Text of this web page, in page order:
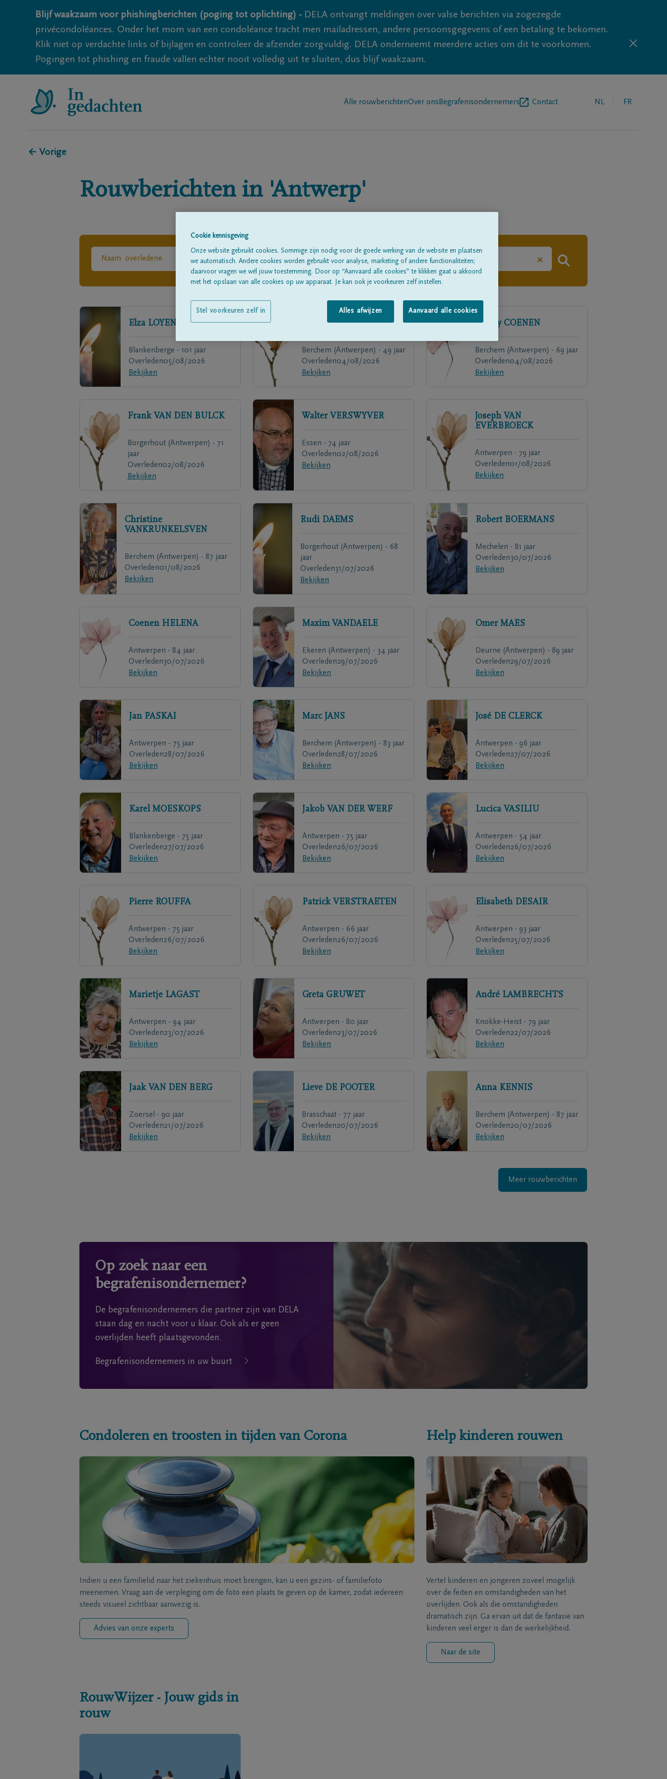
Blijf waakzaam voor phishingberichten (poging tot oplichting) - DELA ontvangt meldingen over valse berichten via zogezegde
privécondoléances. Onder het mom van een condoléance tracht men mailadressen, andere persoonsgegevens of een betaling te bekomen.
Klik niet op verdachte links of bijlagen en controleer de afzender zorgvuldig. DELA onderneemt meerdere acties om dit te voorkomen.
Pogingen tot phishing en fraude vallen echter nooit volledig uit te sluiten, dus blijf waakzaam.
Alle rouwberichtenOver ons Begrafenisondernemers Contact NL FR
← Vorige
Rouwberichten in 'Antwerp'
×
Elza LOYEN
Blankenberge - 101 jaar
Overleden05/08/2026
Bekijken
Vincent DE CORDIER
Berchem (Antwerpen) - 49 jaar
Overleden04/08/2026
Bekijken
Maddy COENEN
Berchem (Antwerpen) - 69 jaar
Overleden04/08/2026
Bekijken
Frank VAN DEN BULCK
Borgerhout (Antwerpen) - 71
jaar
Overleden02/08/2026
Bekijken
Walter VERSWYVER
Essen - 74 jaar
Overleden02/08/2026
Bekijken
Joseph VAN
EVERBROECK
Antwerpen - 79 jaar
Overleden01/08/2026
Bekijken
Christine
VANKRUNKELSVEN
Berchem (Antwerpen) - 87 jaar
Overleden01/08/2026
Bekijken
Rudi DAEMS
Borgerhout (Antwerpen) - 68
jaar
Overleden31/07/2026
Bekijken
Robert BOERMANS
Mechelen - 81 jaar
Overleden30/07/2026
Bekijken
Coenen HELENA
Antwerpen - 84 jaar
Overleden30/07/2026
Bekijken
Maxim VANDAELE
Ekeren (Antwerpen) - 34 jaar
Overleden29/07/2026
Bekijken
Omer MAES
Deurne (Antwerpen) - 89 jaar
Overleden29/07/2026
Bekijken
Jan PASKAI
Antwerpen - 75 jaar
Overleden28/07/2026
Bekijken
Marc JANS
Berchem (Antwerpen) - 83 jaar
Overleden28/07/2026
Bekijken
José DE CLERCK
Antwerpen - 96 jaar
Overleden27/07/2026
Bekijken
Karel MOESKOPS
Blankenberge - 75 jaar
Overleden27/07/2026
Bekijken
Jakob VAN DER WERF
Antwerpen - 75 jaar
Overleden26/07/2026
Bekijken
Lucica VASILIU
Antwerpen - 54 jaar
Overleden26/07/2026
Bekijken
Pierre ROUFFA
Antwerpen - 75 jaar
Overleden26/07/2026
Bekijken
Patrick VERSTRAETEN
Antwerpen - 66 jaar
Overleden26/07/2026
Bekijken
Elisabeth DESAIR
Antwerpen - 93 jaar
Overleden25/07/2026
Bekijken
Marietje LAGAST
Antwerpen - 94 jaar
Overleden23/07/2026
Bekijken
Greta GRUWET
Antwerpen - 80 jaar
Overleden23/07/2026
Bekijken
André LAMBRECHTS
Knokke-Heist - 79 jaar
Overleden22/07/2026
Bekijken
Jaak VAN DEN BERG
Zoersel - 90 jaar
Overleden21/07/2026
Bekijken
Lieve DE POOTER
Brasschaat - 77 jaar
Overleden20/07/2026
Bekijken
Anna KENNIS
Berchem (Antwerpen) - 87 jaar
Overleden20/07/2026
Bekijken
Meer rouwberichten
Op zoek naar een
begrafenisondernemer?
De begrafenisondernemers die partner zijn van DELA
staan dag en nacht voor u klaar. Ook als er geen
overlijden heeft plaatsgevonden.
Begrafenisondernemers in uw buurt
Condoleren en troosten in tijden van Corona
Indien u een familielid naar het ziekenhuis moet brengen, kan u een gezins- of familiefoto
meenemen. Vraag aan de verpleging om de foto een plaats te geven op de kamer, zodat iedereen
steeds visueel zichtbaar aanwezig is.
Advies van onze experts
Help kinderen rouwen
Vertel kinderen en jongeren zoveel mogelijk
over de feiten en omstandigheden van het
overlijden. Ook als die omstandigheden
dramatisch zijn. Ga ervan uit dat de fantasie van
kinderen veel erger is dan de werkelijkheid.
Naar de site
RouwWijzer - Jouw gids in
rouw
Cookie kennisgeving
Onze website gebruikt cookies. Sommige zijn nodig voor de goede werking van de website en plaatsen
we automatisch. Andere cookies worden gebruikt voor analyse, marketing of andere functionaliteiten;
daarvoor vragen we wél jouw toestemming. Door op “Aanvaard alle cookies” te klikken gaat u akkoord
met het opslaan van alle cookies op uw apparaat. Je kan ook je voorkeuren zelf instellen.
Alles afwijzen Aanvaard alle cookies
Stel voorkeuren zelf in